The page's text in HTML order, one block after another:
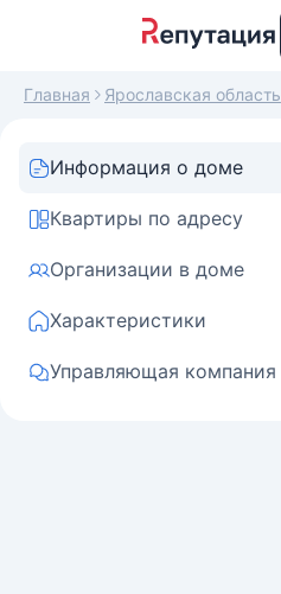
Главная Ярославская область
Информация о доме
Квартиры по адресу
Организации в доме
Характеристики
Управляющая компания